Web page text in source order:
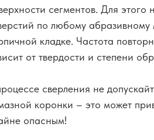
сегментов. Для этого
по любому
кладке. Частота
от твердости и степени
сверления не
коронки – это может
опасным!